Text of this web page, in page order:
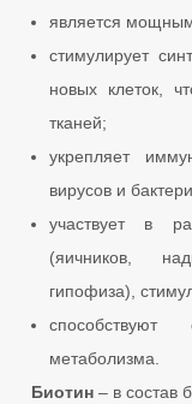
является
стимулирует
новых клеток,
тканей;
укрепляет
вирусов и
участвует в
(яичников,
гипофиза),
метаболизма.
Биотин – в состав